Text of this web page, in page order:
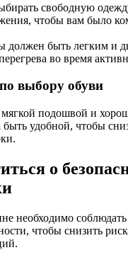
свободную
чтобы вам было
должен быть легким и
во время
выбору обуви
подошвой и
удобной, чтобы
о
необходимо
чтобы снизить